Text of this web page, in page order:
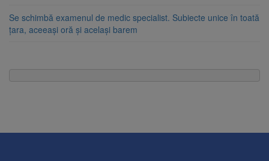
Se schimbă examenul de medic specialist. Subiecte unice în toată
țara, aceeași oră și același barem